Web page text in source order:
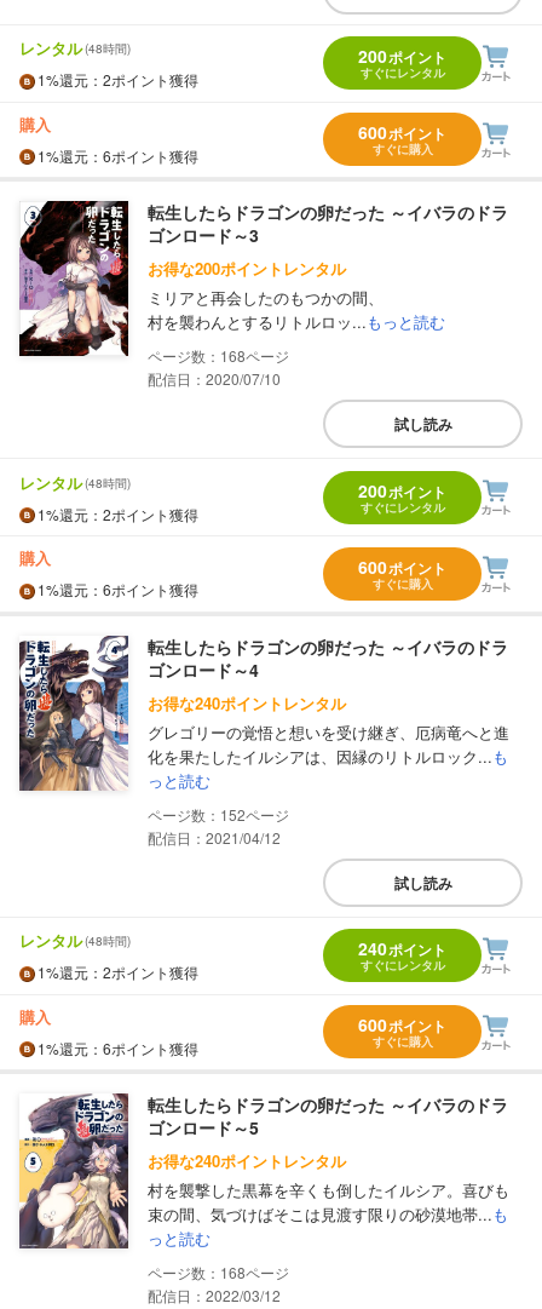
レンタル(48時間)
1%還元 ：2ポイント獲得
200ポイント
すぐにレンタル
購入
1%還元 ：6ポイント獲得
600ポイント
すぐに購入
転生したらドラゴンの卵だった ～イバラのドラ
ゴンロード～3
お得な200ポイントレンタル
ミリアと再会したのもつかの間、
村を襲わんとするリトルロッ...もっと読む
168
配信日：2020/07/10
試し読み
レンタル(48時間)
1%還元 ：2ポイント獲得
200ポイント
すぐにレンタル
購入
1%還元 ：6ポイント獲得
600ポイント
すぐに購入
転生したらドラゴンの卵だった ～イバラのドラ
ゴンロード～4
お得な240ポイントレンタル
グレゴリーの覚悟と想いを受け継ぎ、厄病竜へと進
化を果たしたイルシアは、因縁のリトルロック...も
っと読む
152
配信日：2021/04/12
試し読み
レンタル(48時間)
1%還元 ：2ポイント獲得
240ポイント
すぐにレンタル
購入
1%還元 ：6ポイント獲得
600ポイント
すぐに購入
転生したらドラゴンの卵だった ～イバラのドラ
ゴンロード～5
お得な240ポイントレンタル
村を襲撃した黒幕を辛くも倒したイルシア。喜びも
束の間、気づけばそこは見渡す限りの砂漠地帯...も
っと読む
168
配信日：2022/03/12